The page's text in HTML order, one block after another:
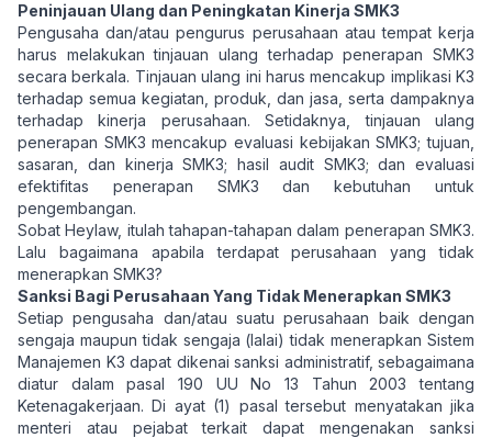
Peninjauan Ulang dan Peningkatan Kinerja SMK3
Pengusaha dan/atau pengurus perusahaan atau tempat kerja
harus melakukan tinjauan ulang terhadap penerapan SMK3
secara berkala. Tinjauan ulang ini harus mencakup implikasi K3
terhadap semua kegiatan, produk, dan jasa, serta dampaknya
terhadap kinerja perusahaan. Setidaknya, tinjauan ulang
penerapan SMK3 mencakup evaluasi kebijakan SMK3; tujuan,
sasaran, dan kinerja SMK3; hasil audit SMK3; dan evaluasi
efektifitas penerapan SMK3 dan kebutuhan untuk
pengembangan.
Sobat Heylaw, itulah tahapan-tahapan dalam penerapan SMK3.
Lalu bagaimana apabila terdapat perusahaan yang tidak
menerapkan SMK3?
Sanksi Bagi Perusahaan Yang Tidak Menerapkan SMK3
Setiap pengusaha dan/atau suatu perusahaan baik dengan
sengaja maupun tidak sengaja (lalai) tidak menerapkan Sistem
Manajemen K3 dapat dikenai sanksi administratif, sebagaimana
diatur dalam pasal 190 UU No 13 Tahun 2003 tentang
Ketenagakerjaan. Di ayat (1) pasal tersebut menyatakan jika
menteri atau pejabat terkait dapat mengenakan sanksi